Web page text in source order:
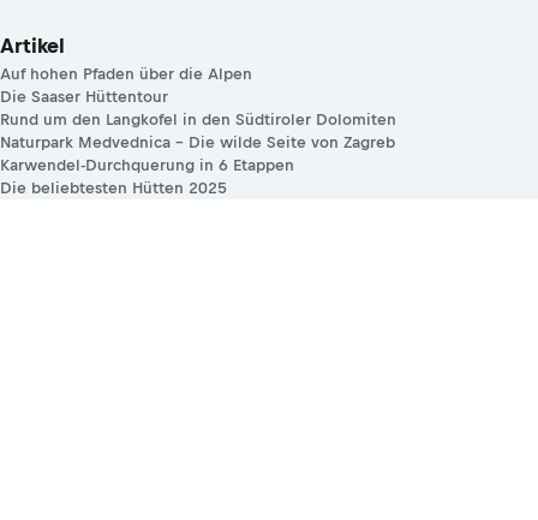
Artikel
Auf hohen Pfaden über die Alpen
Die Saaser Hüttentour
Rund um den Langkofel in den Südtiroler Dolomiten
Naturpark Medvednica – Die wilde Seite von Zagreb
Karwendel-Durchquerung in 6 Etappen
Die beliebtesten Hütten 2025